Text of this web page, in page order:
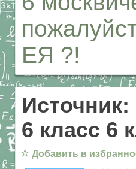
ЕЯ ?!
6 класс 6
☆ Добавить в